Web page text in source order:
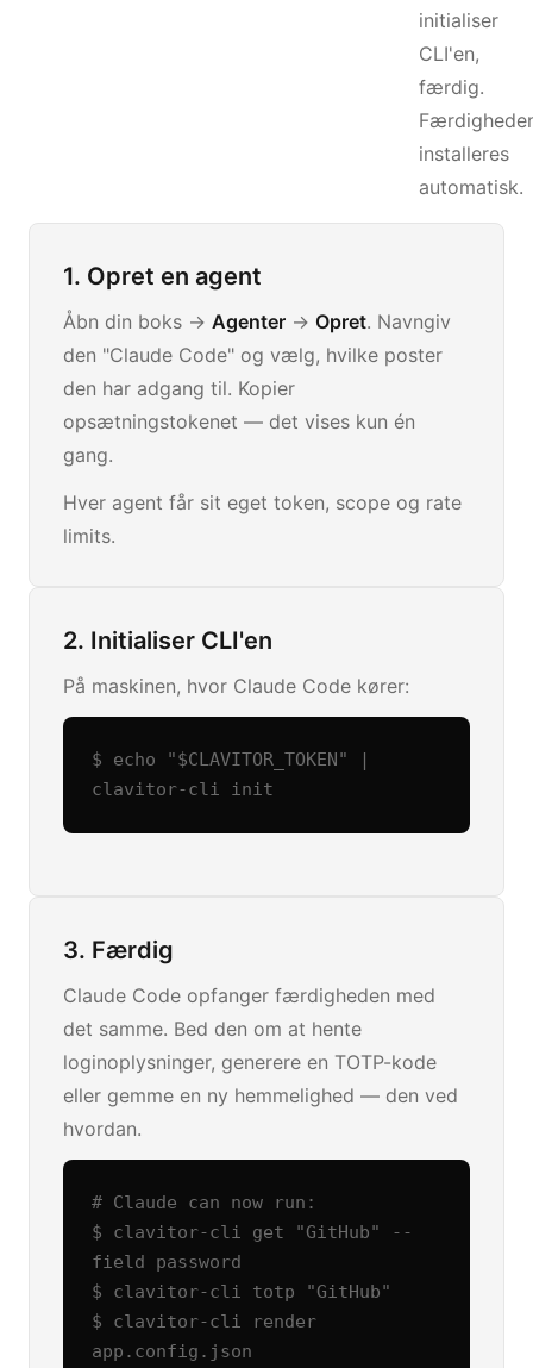
initialiser
CLI'en,
færdig.
installeres
automatisk.
1. Opret en agent
Åbn din boks -> Agenter -> Opret. Navngiv
den "Claude Code" og vælg, hvilke poster
den har adgang til. Kopier
opsætningstokenet — det vises kun én
gang.
Hver agent får sit eget token, scope og rate
limits.
2. Initialiser CLI'en
På maskinen, hvor Claude Code kører:
$ echo "$CLAVITOR_TOKEN" |
clavitor-cli init
3. Færdig
Claude Code opfanger færdigheden med
det samme. Bed den om at hente
loginoplysninger, generere en TOTP-kode
eller gemme en ny hemmelighed — den ved
hvordan.
# Claude can now run:
$ clavitor-cli get "GitHub" --
field password
$ clavitor-cli totp "GitHub"
$ clavitor-cli render
app.config.json